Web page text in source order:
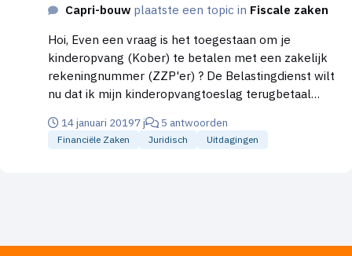
Capri-bouw plaatste een topic in Fiscale zaken
Hoi, Even een vraag is het toegestaan om je
kinderopvang (Kober) te betalen met een zakelijk
rekeningnummer (ZZP'er) ? De Belastingdienst wilt
nu dat ik mijn kinderopvangtoeslag terugbetaal
14 januari 20197 j 5 antwoorden
Financiële Zaken Juridisch Uitdagingen